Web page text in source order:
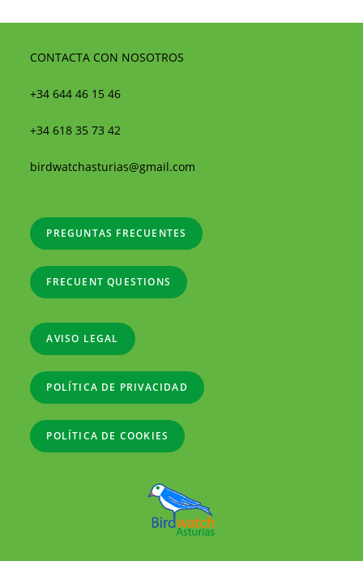
CONTACTA CON NOSOTROS
+34 644 46 15 46
+34 618 35 73 42
birdwatchasturias@gmail.com
PREGUNTAS FRECUENTES
FRECUENT QUESTIONS
AVISO LEGAL
POLÍTICA DE PRIVACIDAD
POLÍTICA DE COOKIES